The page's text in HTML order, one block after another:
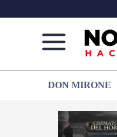
de
Juárez
que
DON MIRONE